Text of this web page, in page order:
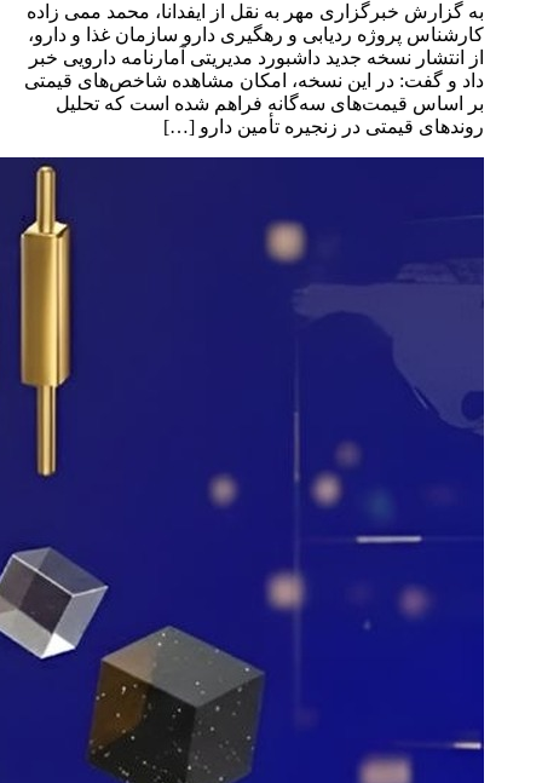
به گزارش خبرگزاری مهر به نقل از ایفدانا، محمد ممی زاده
کارشناس پروژه ردیابی و رهگیری دارو سازمان غذا و دارو،
از انتشار نسخه جدید داشبورد مدیریتی آمارنامه دارویی خبر
داد و گفت: در این نسخه، امکان مشاهده شاخص‌های قیمتی
بر اساس قیمت‌های سه‌گانه فراهم شده است که تحلیل
روندهای قیمتی در زنجیره تأمین دارو […]